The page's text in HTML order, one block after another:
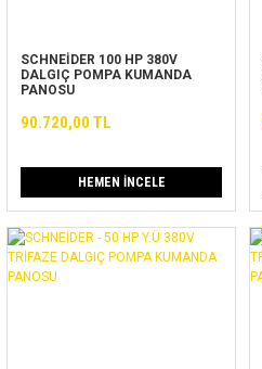
SCHNEİDER 100 HP 380V
DALGIÇ POMPA KUMANDA
PANOSU
90.720,00 TL
HEMEN İNCELE